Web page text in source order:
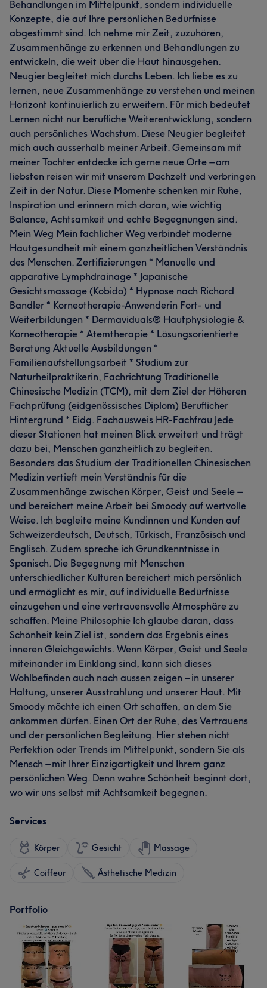
Behandlungen im Mittelpunkt, sondern individuelle
Konzepte, die auf Ihre persönlichen Bedürfnisse
abgestimmt sind. Ich nehme mir Zeit, zuzuhören,
Zusammenhänge zu erkennen und Behandlungen zu
entwickeln, die weit über die Haut hinausgehen.
Neugier begleitet mich durchs Leben. Ich liebe es zu
lernen, neue Zusammenhänge zu verstehen und meinen
Horizont kontinuierlich zu erweitern. Für mich bedeutet
Lernen nicht nur berufliche Weiterentwicklung, sondern
auch persönliches Wachstum. Diese Neugier begleitet
mich auch ausserhalb meiner Arbeit. Gemeinsam mit
meiner Tochter entdecke ich gerne neue Orte – am
liebsten reisen wir mit unserem Dachzelt und verbringen
Zeit in der Natur. Diese Momente schenken mir Ruhe,
Inspiration und erinnern mich daran, wie wichtig
Balance, Achtsamkeit und echte Begegnungen sind.
Mein Weg Mein fachlicher Weg verbindet moderne
Hautgesundheit mit einem ganzheitlichen Verständnis
des Menschen. Zertifizierungen * Manuelle und
apparative Lymphdrainage * Japanische
Gesichtsmassage (Kobido) * Hypnose nach Richard
Bandler * Korneotherapie-Anwenderin Fort- und
Weiterbildungen * Dermaviduals® Hautphysiologie &
Korneotherapie * Atemtherapie * Lösungsorientierte
Beratung Aktuelle Ausbildungen *
Familienaufstellungsarbeit * Studium zur
Naturheilpraktikerin, Fachrichtung Traditionelle
Chinesische Medizin (TCM), mit dem Ziel der Höheren
Fachprüfung (eidgenössisches Diplom) Beruflicher
Hintergrund * Eidg. Fachausweis HR-Fachfrau Jede
dieser Stationen hat meinen Blick erweitert und trägt
dazu bei, Menschen ganzheitlich zu begleiten.
Besonders das Studium der Traditionellen Chinesischen
Medizin vertieft mein Verständnis für die
Zusammenhänge zwischen Körper, Geist und Seele –
und bereichert meine Arbeit bei Smoody auf wertvolle
Weise. Ich begleite meine Kundinnen und Kunden auf
Schweizerdeutsch, Deutsch, Türkisch, Französisch und
Englisch. Zudem spreche ich Grundkenntnisse in
Spanisch. Die Begegnung mit Menschen
unterschiedlicher Kulturen bereichert mich persönlich
und ermöglicht es mir, auf individuelle Bedürfnisse
einzugehen und eine vertrauensvolle Atmosphäre zu
schaffen. Meine Philosophie Ich glaube daran, dass
Schönheit kein Ziel ist, sondern das Ergebnis eines
inneren Gleichgewichts. Wenn Körper, Geist und Seele
miteinander im Einklang sind, kann sich dieses
Wohlbefinden auch nach aussen zeigen – in unserer
Haltung, unserer Ausstrahlung und unserer Haut. Mit
Smoody möchte ich einen Ort schaffen, an dem Sie
ankommen dürfen. Einen Ort der Ruhe, des Vertrauens
und der persönlichen Begleitung. Hier stehen nicht
Perfektion oder Trends im Mittelpunkt, sondern Sie als
Mensch – mit Ihrer Einzigartigkeit und Ihrem ganz
persönlichen Weg. Denn wahre Schönheit beginnt dort,
wo wir uns selbst mit Achtsamkeit begegnen.
Services
Körper Gesicht Massage
Coiffeur Ästhetische Medizin
Portfolio